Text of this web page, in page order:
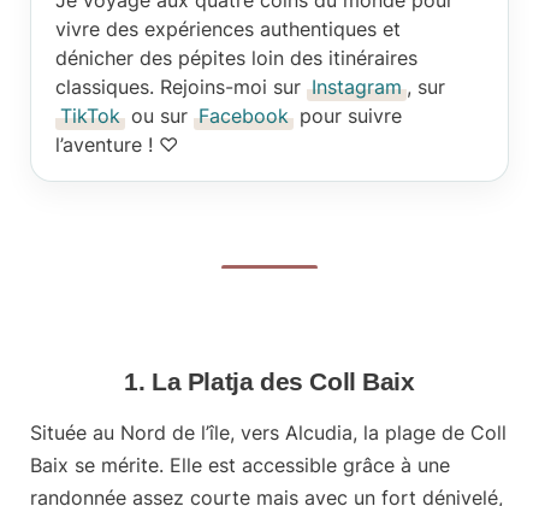
vivre des expériences authentiques et
dénicher des pépites loin des itinéraires
classiques. Rejoins-moi sur Instagram , sur
TikTok ou sur Facebook pour suivre
l’aventure ! ♡
1. La Platja des Coll Baix
Située au Nord de l’île, vers Alcudia, la plage de Coll
Baix se mérite. Elle est accessible grâce à une
randonnée assez courte mais avec un fort dénivelé,